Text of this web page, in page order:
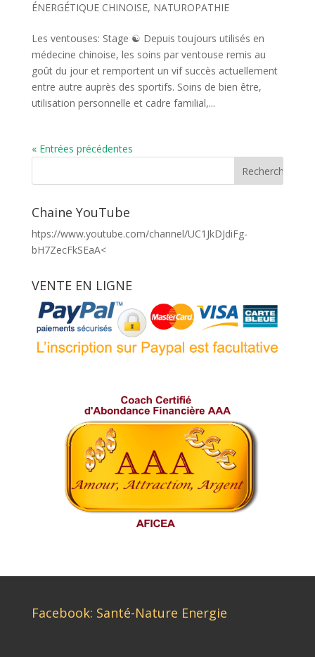
ÉNERGÉTIQUE CHINOISE, NATUROPATHIE
Les ventouses: Stage ☯️ Depuis toujours utilisés en
médecine chinoise, les soins par ventouse remis au
goût du jour et remportent un vif succès actuellement
entre autre auprès des sportifs. Soins de bien être,
utilisation personnelle et cadre familial,...
« Entrées précédentes
Chaine YouTube
htps://www.youtube.com/channel/UC1JkDJdiFg-
bH7ZecFkSEaA<
VENTE EN LIGNE
Facebook: Santé-Nature Energie